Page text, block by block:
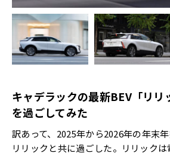
キャデラックの最新BEV「リリ
を過ごしてみた
訳あって、2025年から2026年の年末
リリックと共に過ごした。リリックは